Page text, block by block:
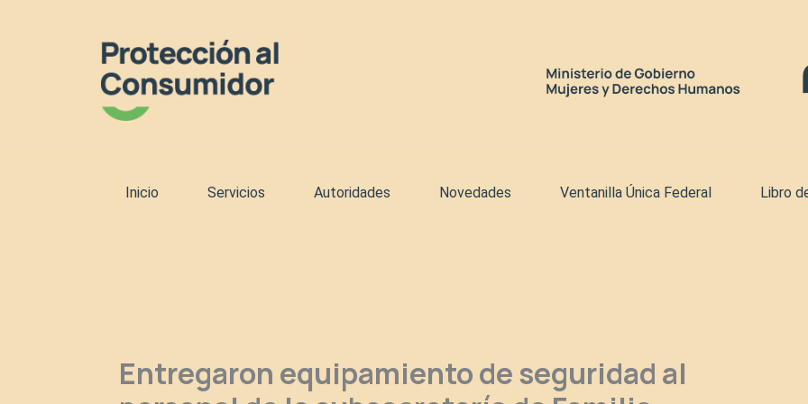
Inicio Servicios Autoridades Novedades Ventanilla Única Federal Libro
Entregaron equipamiento de seguridad al